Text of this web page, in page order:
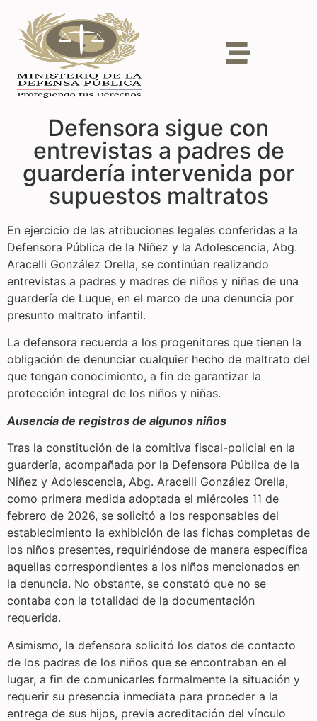
Defensora sigue con
entrevistas a padres de
guardería intervenida por
supuestos maltratos
En ejercicio de las atribuciones legales conferidas a la
Defensora Pública de la Niñez y la Adolescencia, Abg.
Aracelli González Orella, se continúan realizando
entrevistas a padres y madres de niños y niñas de una
guardería de Luque, en el marco de una denuncia por
presunto maltrato infantil.
La defensora recuerda a los progenitores que tienen la
obligación de denunciar cualquier hecho de maltrato del
que tengan conocimiento, a fin de garantizar la
protección integral de los niños y niñas.
Ausencia de registros de algunos niños
Tras la constitución de la comitiva fiscal-policial en la
guardería, acompañada por la Defensora Pública de la
Niñez y Adolescencia, Abg. Aracelli González Orella,
como primera medida adoptada el miércoles 11 de
febrero de 2026, se solicitó a los responsables del
establecimiento la exhibición de las fichas completas de
los niños presentes, requiriéndose de manera específica
aquellas correspondientes a los niños mencionados en
la denuncia. No obstante, se constató que no se
contaba con la totalidad de la documentación
requerida.
Asimismo, la defensora solicitó los datos de contacto
de los padres de los niños que se encontraban en el
lugar, a fin de comunicarles formalmente la situación y
requerir su presencia inmediata para proceder a la
entrega de sus hijos, previa acreditación del vínculo